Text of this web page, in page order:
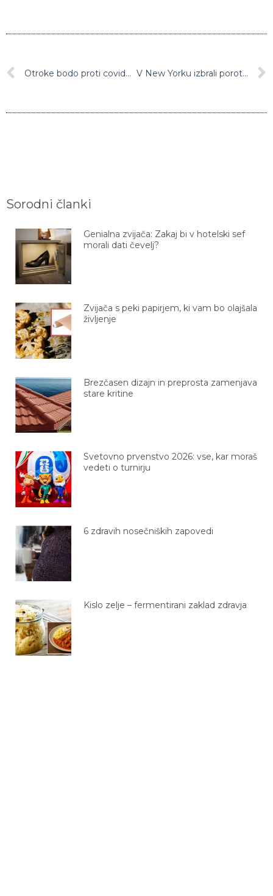
Otroke bodo proti covidu-19 začeli cepiti še pred božičem V New Yorku izbrali poroto za sojenje Ghislaine Maxwell, ki je obtožena sodelovanja pri spolnih zlorabah mladoletnic
Sorodni članki
Genialna zvijača: Zakaj bi v hotelski sef
morali dati čevelj?
Zvijača s peki papirjem, ki vam bo olajšala
življenje
Brezčasen dizajn in preprosta zamenjava
stare kritine
Svetovno prvenstvo 2026: vse, kar moraš
vedeti o turnirju
6 zdravih nosečniških zapovedi
Kislo zelje – fermentirani zaklad zdravja